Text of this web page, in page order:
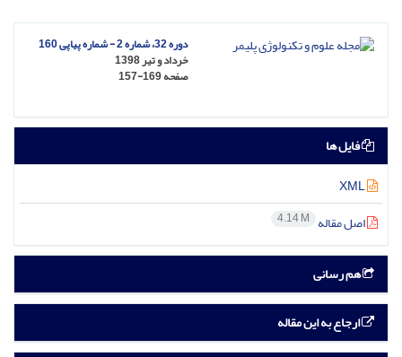
دوره 32، شماره 2 - شماره پیاپی 160
خرداد و تیر 1398
صفحه157-169
فایل ها
اصل مقاله 4.14 M
هم رسانی
ارجاع به این مقاله